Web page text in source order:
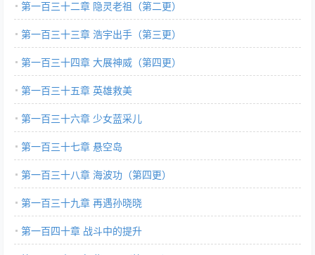
第一百三十二章 隐灵老祖（第二更）
第一百三十三章 浩宇出手（第三更）
第一百三十四章 大展神威（第四更）
第一百三十五章 英雄救美
第一百三十六章 少女蓝采儿
第一百三十七章 悬空岛
第一百三十八章 海波功（第四更）
第一百三十九章 再遇孙晓晓
第一百四十章 战斗中的提升